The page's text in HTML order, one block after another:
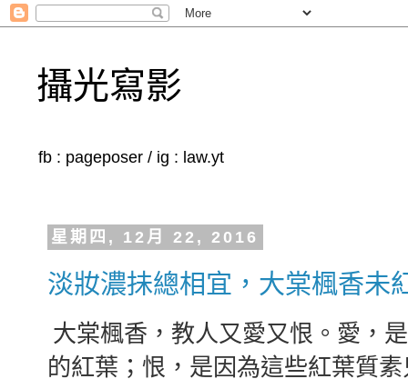
攝光寫影
fb : pageposer / ig : law.yt
星期四, 12月 22, 2016
淡妝濃抺總相宜，大棠楓香未
大棠楓香，教人又愛又恨。愛，
的紅葉；恨，是因為這些紅葉質